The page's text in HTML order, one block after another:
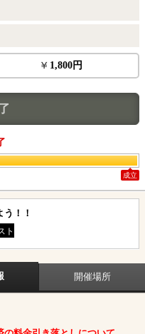
1,800円
成立
！！
開催場所